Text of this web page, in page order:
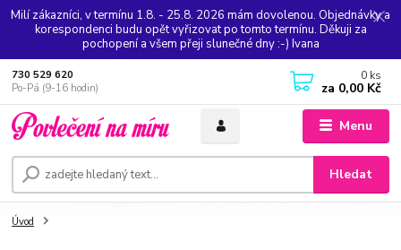
Milí zákazníci, v termínu 1.8. - 25.8. 2026 mám dovolenou. Objednávky a
korespondenci budu opět vyřizovat po tomto termínu. Děkuji za
pochopení a všem přeji slunečné dny :-) Ivana
Menu
Hledat
730 529 620
Po-Pá (9-16 hodin)
0 ks
za 0,00 Kč
Úvod